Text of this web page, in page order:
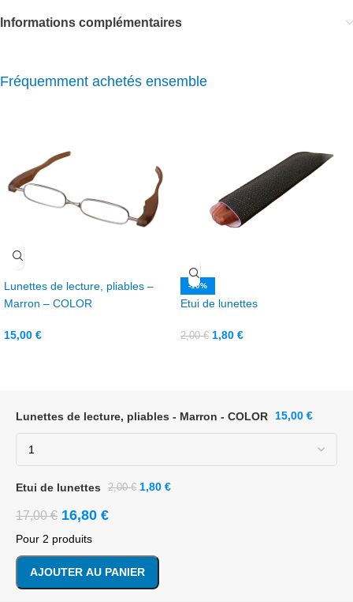
Informations complémentaires
Fréquemment achetés ensemble
Lunettes de lecture, pliables –
Marron – COLOR
15,00 €
-10%
Etui de lunettes
2,00€ 1,80 €
Lunettes de lecture, pliables - Marron - COLOR 15,00 €
Etui de lunettes 2,00€ 1,80 €
17,00€ 16,80 €
Pour 2 produits
AJOUTER AU PANIER